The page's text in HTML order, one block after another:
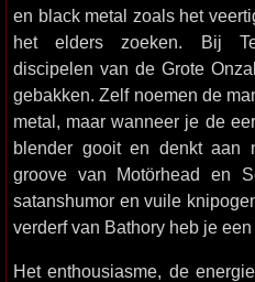
en black metal zoals het
het elders zoeken. Bij
discipelen van de Grote
gebakken. Zelf noemen de
metal, maar wanneer je de
blender gooit en denkt aan
groove van Motörhead en
satanshumor en vuile
verderf van Bathory heb je
Het enthousiasme, de